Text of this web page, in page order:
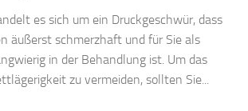
es sich um ein Druckgeschwür, dass
äußerst schmerzhaft und für Sie als
in der Behandlung ist. Um das
zu vermeiden, sollten Sie...